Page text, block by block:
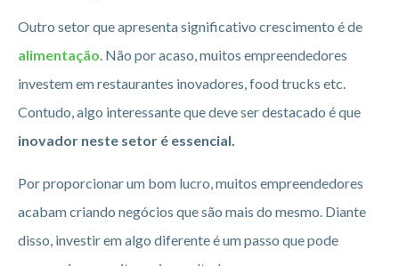
Outro setor que apresenta significativo crescimento é de
alimentação. Não por acaso, muitos empreendedores
investem em restaurantes inovadores, food trucks etc.
Contudo, algo interessante que deve ser destacado é que
inovador neste setor é essencial.
Por proporcionar um bom lucro, muitos empreendedores
acabam criando negócios que são mais do mesmo. Diante
disso, investir em algo diferente é um passo que pode